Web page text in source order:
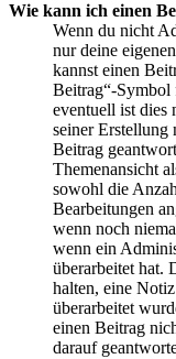
Wie kann ich einen
Wenn du nicht
nur deine
kannst einen
Beitrag“-Symbol
eventuell ist dies
seiner Erstellung
Beitrag
Themenansicht
sowohl die
Bearbeitungen
wenn noch
wenn ein
überarbeitet hat.
halten, eine
überarbeitet
einen Beitrag
darauf